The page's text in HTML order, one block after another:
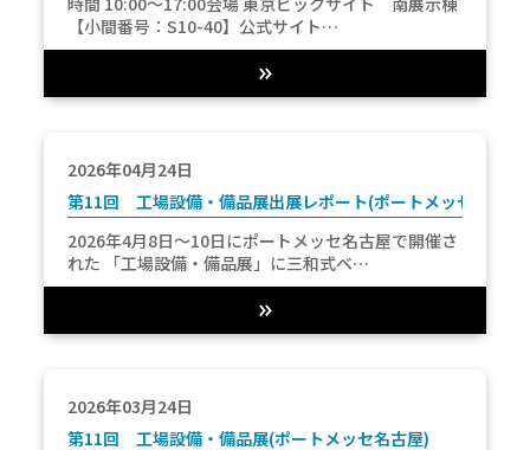
【小間番号：S10-40】公式サイト…
2026年04月24日
第11回 工場設備・備品展出展レポート(ポートメッセ名古屋)
2026年4月8日～10日にポートメッセ名古屋で開催さ
れた 「工場設備・備品展」に三和式ベ…
2026年03月24日
第11回 工場設備・備品展(ポートメッセ名古屋)